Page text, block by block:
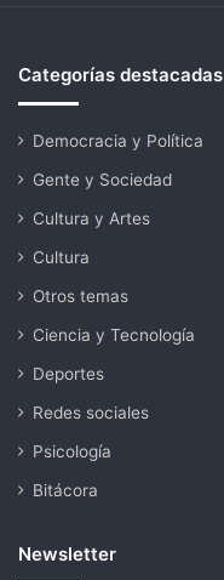
Categorías destacadas
Democracia y Política
Gente y Sociedad
Cultura y Artes
Cultura
Otros temas
Ciencia y Tecnología
Deportes
Redes sociales
Psicología
Bitácora
Newsletter